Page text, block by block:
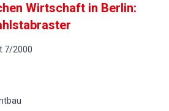
Wirtschaft in Berlin:
7/2000